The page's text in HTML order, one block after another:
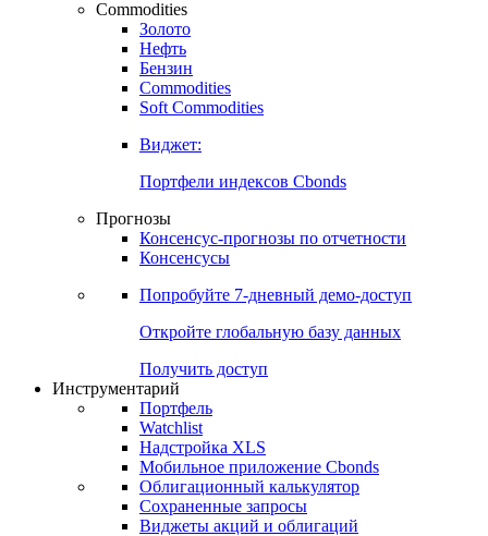
Commodities
Золото
Нефть
Бензин
Commodities
Soft Commodities
Виджет:
Портфели индексов Cbonds
Прогнозы
Консенсус-прогнозы по отчетности
Консенсусы
Попробуйте 7-дневный демо-доступ
Откройте глобальную базу данных
Получить доступ
Инструментарий
Портфель
Watchlist
Надстройка XLS
Мобильное приложение Cbonds
Облигационный калькулятор
Сохраненные запросы
Виджеты акций и облигаций